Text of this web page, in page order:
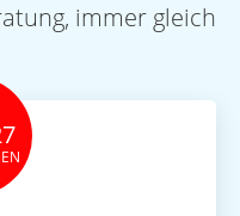
immer gleich